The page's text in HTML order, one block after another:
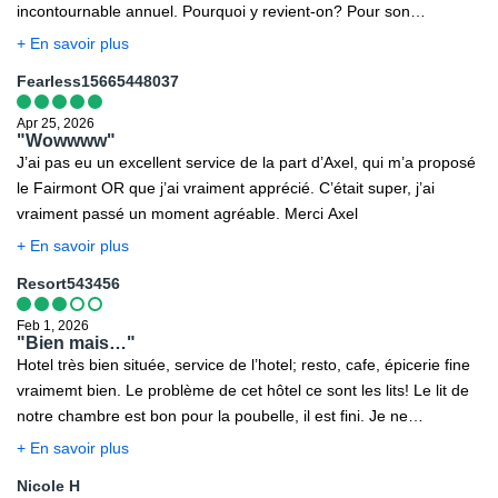
incontournable annuel. Pourquoi y revient-on? Pour son
ambiance unique, la vue magnifique, un DJ toujours au top et,
gentillesse. Un immense merci à Raphaël et Nabil pour leur
accueil si chaleureux, votre service fait toute la différence! On se
dit à l’an prochain!
+ En savoir plus
Fearless15665448037
Apr 25, 2026
"Wowwww"
J’ai pas eu un excellent service de la part d’Axel, qui m’a proposé
le Fairmont OR que j’ai vraiment apprécié. C’était super, j’ai
vraiment passé un moment agréable. Merci Axel
+ En savoir plus
Resort543456
Feb 1, 2026
"Bien mais…"
Hotel très bien située, service de l’hotel; resto, cafe, épicerie fine
vraimemt bien. Le problème de cet hôtel ce sont les lits! Le lit de
notre chambre est bon pour la poubelle, il est fini. Je ne
comprends pas qu’ont puissent laisser ses clients dormir dans un
pas a cet hotel a cause de ce « détail » très important!!
+ En savoir plus
Nicole H